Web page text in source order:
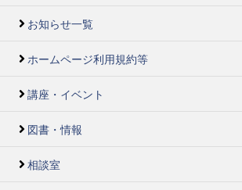
お知らせ一覧
ホームページ利用規約等
講座・イベント
図書・情報
相談室